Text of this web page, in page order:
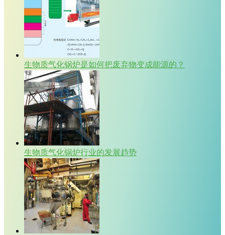
生物质气化锅炉是如何把废弃物变成能源的？
生物质气化锅炉行业的发展趋势